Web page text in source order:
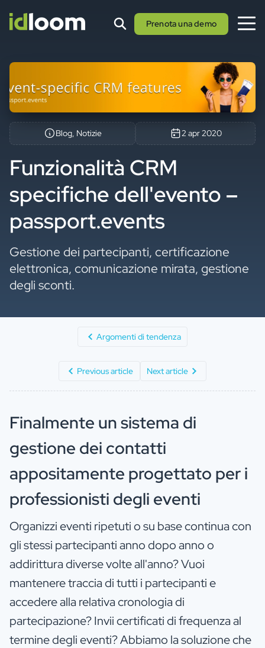
Prenota una demo
Blog, Notizie 2 apr 2020
Funzionalità CRM
specifiche dell'evento –
passport.events
Gestione dei partecipanti, certificazione
elettronica, comunicazione mirata, gestione
degli sconti.
Argomenti di tendenza
Previous article Next article
Finalmente un sistema di
gestione dei contatti
appositamente progettato per i
professionisti degli eventi
Organizzi eventi ripetuti o su base continua con
gli stessi partecipanti anno dopo anno o
addirittura diverse volte all'anno? Vuoi
mantenere traccia di tutti i partecipanti e
accedere alla relativa cronologia di
partecipazione? Invii certificati di frequenza al
termine degli eventi? Abbiamo la soluzione che